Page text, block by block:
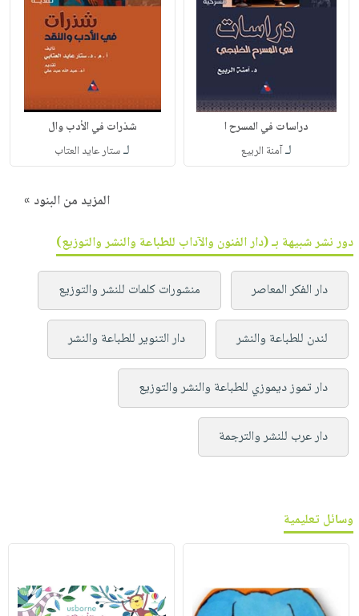
دراسات في المسرح ا
لـآمنة الربيع
شذرات في الأدب وال
لـستار عايد العتاب
المزيد من البنود »
دور نشر شبيهة بـ (دار الفنون والآداب للطباعة والنشر والتوزيع)
دار الفكر المعاصر منشورات كلمات للنشر والتوزيع
لندن للطباعة والنشر دار التنوير للطباعة والنشر
دار تموز ديموزي للطباعة والنشر والتوزيع
دار عرب للنشر والترجمة
وسائل تعليمية